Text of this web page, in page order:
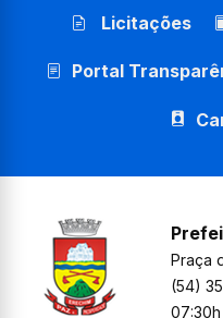
Licitações
Portal
Praça
(54)
07:30h